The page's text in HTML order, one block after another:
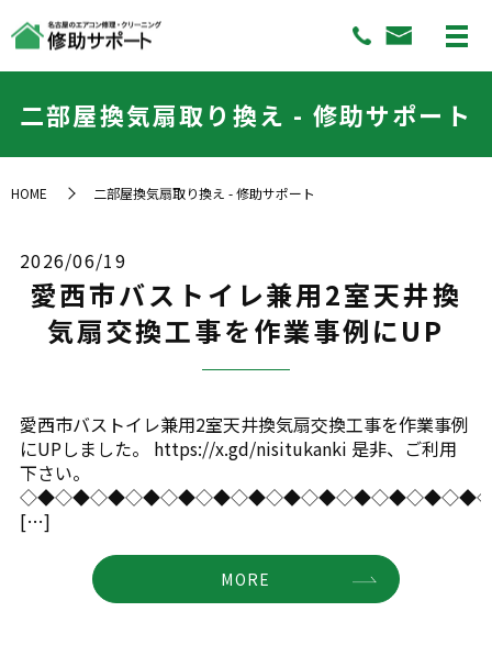
二部屋換気扇取り換え - 修助サポート
HOME 二部屋換気扇取り換え - 修助サポート
2026/06/19
愛西市バストイレ兼用2室天井換
気扇交換工事を作業事例にUP
愛西市バストイレ兼用2室天井換気扇交換工事を作業事例
にUPしました。 https://x.gd/nisitukanki 是非、ご利用
下さい。
[…]
MORE